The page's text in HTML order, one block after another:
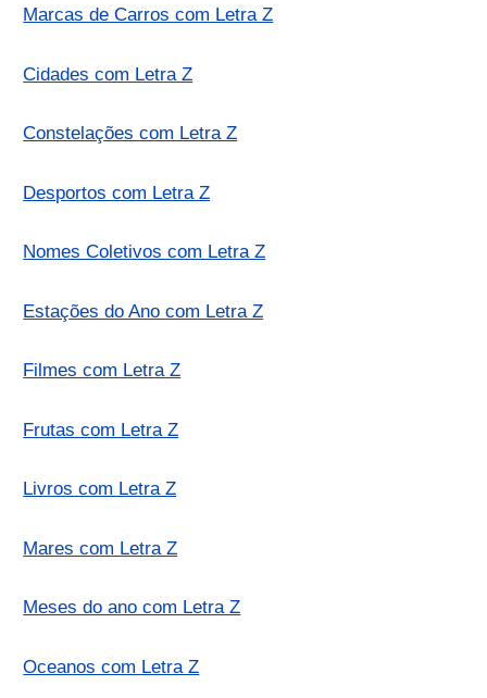
Marcas de Carros com Letra Z
Cidades com Letra Z
Constelações com Letra Z
Desportos com Letra Z
Nomes Coletivos com Letra Z
Estações do Ano com Letra Z
Filmes com Letra Z
Frutas com Letra Z
Livros com Letra Z
Mares com Letra Z
Meses do ano com Letra Z
Oceanos com Letra Z